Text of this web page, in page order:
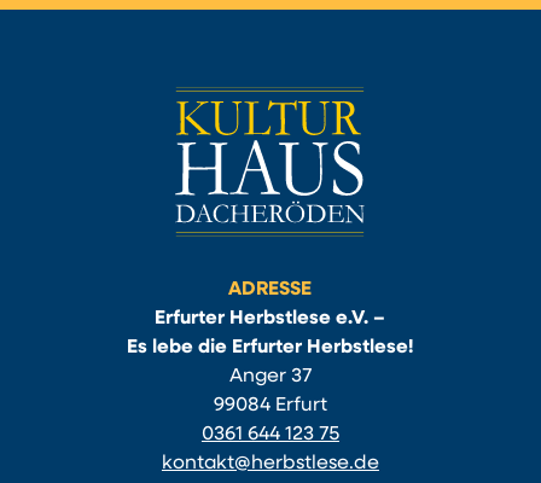
ADRESSE
Erfurter Herbstlese e.V. –
Es lebe die Erfurter Herbstlese!
Anger 37
99084 Erfurt
0361 644 123 75
kontakt@herbstlese.de